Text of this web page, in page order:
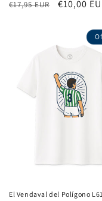
Precio
€17,95 EUR
Precio
€10,00
El Vendaval del Polígono